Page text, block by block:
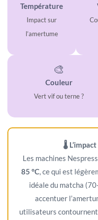
Température
Impact sur
l’amertume
🎨
Couleur
Vert vif ou terne ?
🌡️
Les machines
85 °C, ce qui est
idéale du matcha
accentuer
utilisateurs